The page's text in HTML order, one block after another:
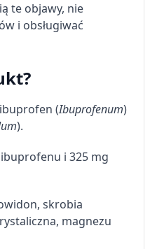
te objawy, nie
i obsługiwać
(Ibuprofenum)
).
i 325 mg
skrobia
magnezu